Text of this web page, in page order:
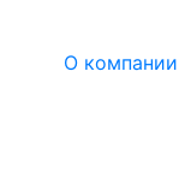
О компании